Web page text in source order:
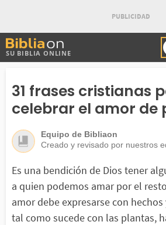
SU BIBLIA ONLINE
Buscar
en
31 frases cristianas
celebrar el amor de
Equipo de Bibliaon
Creado y revisado por nuestros
Es una bendición de Dios tener
a quien podemos amar por el
amor debe expresarse con
tal como sucede con las plantas,